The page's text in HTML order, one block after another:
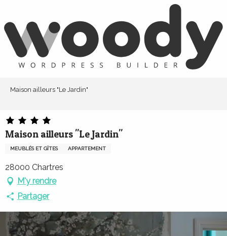
contenu
principal
Maison ailleurs "Le Jardin"
Maison ailleurs "Le Jardin"
MEUBLÉS ET GÎTES APPARTEMENT
28000 Chartres
M'y rendre
Partager